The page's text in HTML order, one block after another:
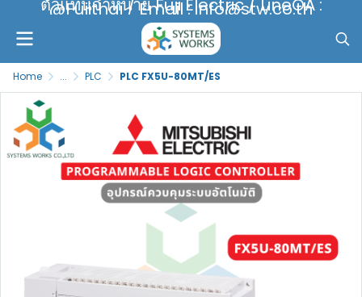
ตัวแทนจำหน่าย Fuji Electric / LineOA :
@Fujithai / Email : info@stw.co.th
Home ... PLC PLC FX5U-80MT/ES